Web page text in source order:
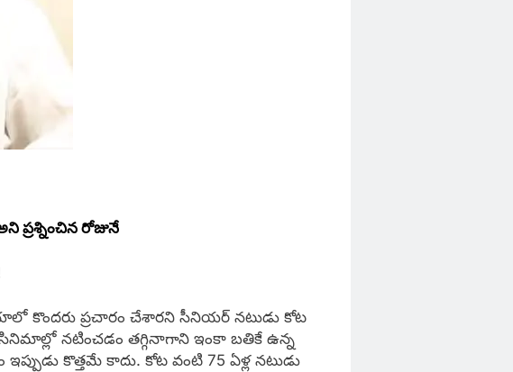
రోజునే
కొందరు ప్రచారం చేశారని సీనియర్‌ నటుడు కోట
నటించడం తగ్గినాగాని ఇంకా బతికే ఉన్న
కొత్తమే కాదు. కోట వంటి 75 ఏళ్ల నటుడు